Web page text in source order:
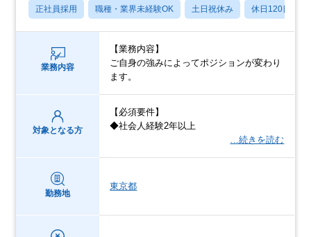
正社員採用 職種・業界未経験OK 土日祝休み 休日120日以上
業務内容
【業務内容】
ご自身の強みによってポジションが変わり
ます。
対象となる方
【必須要件】
◆社会人経験2年以上
…続きを読む
勤務地
東京都